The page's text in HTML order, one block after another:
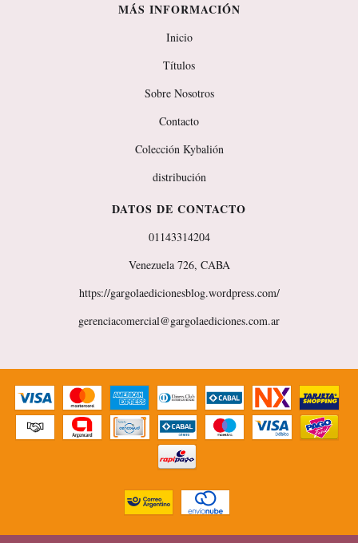
MÁS INFORMACIÓN
Inicio
Títulos
Sobre Nosotros
Contacto
Colección Kybalión
distribución
DATOS DE CONTACTO
01143314204
Venezuela 726, CABA
https://gargolaedicionesblog.wordpress.com/
gerenciacomercial@gargolaediciones.com.ar